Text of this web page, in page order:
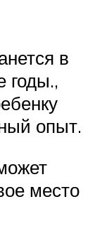
в
годы.,
опыт.
место